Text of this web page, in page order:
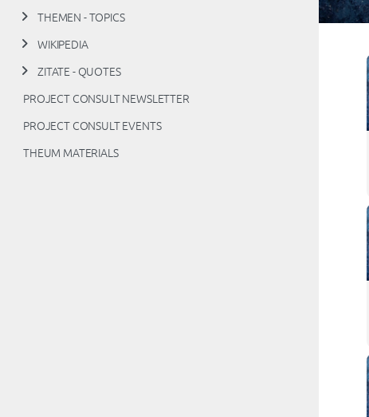
THEMEN - TOPICS
WIKIPEDIA
ZITATE - QUOTES
PROJECT CONSULT NEWSLETTER
PROJECT CONSULT EVENTS
THEUM MATERIALS